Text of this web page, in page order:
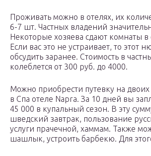
Проживать можно в отелях, их
6-7 шт. Частных владений
Некоторые хозяева сдают комнаты в
Если вас это не устраивает, то этот
обсудить заранее. Стоимость в
колеблется от 300 руб. до 4000.
Можно приобрести путевку на
в Спа отеле Napra. За 10 дней вы
45 000 в купальный сезон. В эту
шведский завтрак, пользование
услуги прачечной, хаммам. Также
шашлык, устроить барбекю. Для